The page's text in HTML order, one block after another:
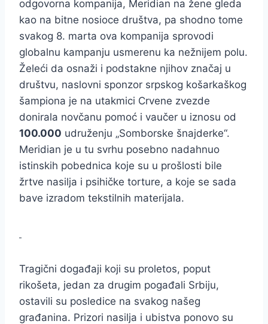
odgovorna kompanija, Meridian na žene gleda
kao na bitne nosioce društva, pa shodno tome
svakog 8. marta ova kompanija sprovodi
globalnu kampanju usmerenu ka nežnijem polu.
Želeći da osnaži i podstakne njihov značaj u
društvu, naslovni sponzor srpskog košarkaškog
šampiona je na utakmici Crvene zvezde
donirala novčanu pomoć i vaučer u iznosu od
100.000 udruženju „Somborske šnajderke“.
Meridian je u tu svrhu posebno nadahnuo
istinskih pobednica koje su u prošlosti bile
žrtve nasilja i psihičke torture, a koje se sada
bave izradom tekstilnih materijala.
Tragični događaji koji su proletos, poput
rikošeta, jedan za drugim pogađali Srbiju,
ostavili su posledice na svakog našeg
građanina. Prizori nasilja i ubistva ponovo su